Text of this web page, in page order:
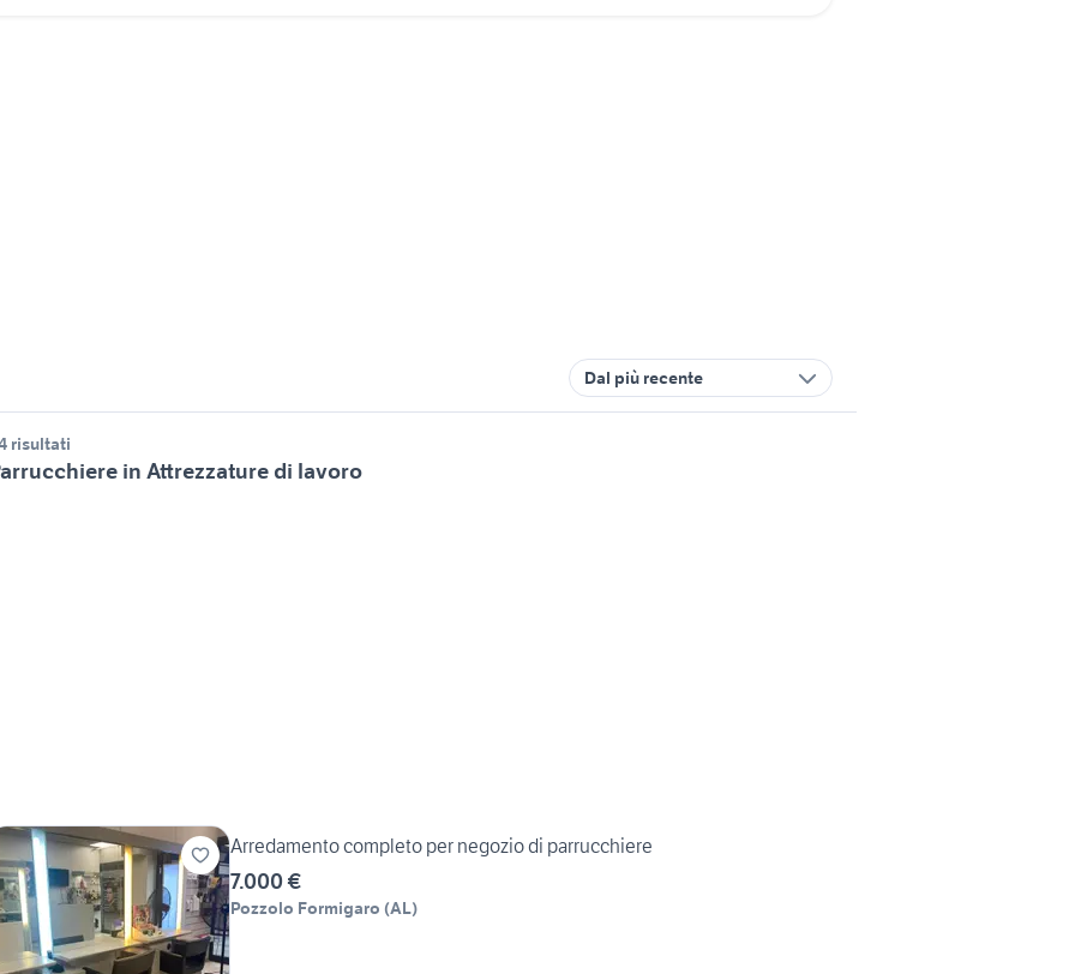
Dal più recente
risultati
in Attrezzature di lavoro
Arredamento completo per negozio di parrucchiere
7.000 €
Pozzolo Formigaro (AL)